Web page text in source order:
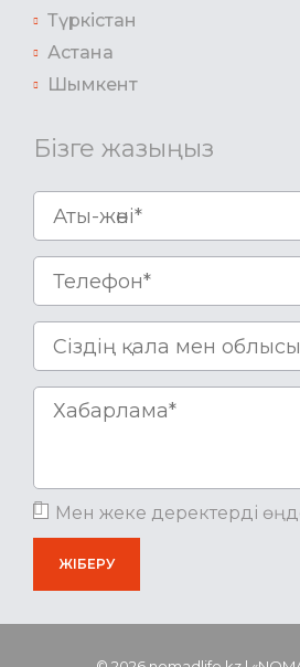
Түркістан
Астана
Шымкент
Бізге жазыңыз
Мен жеке деректерді